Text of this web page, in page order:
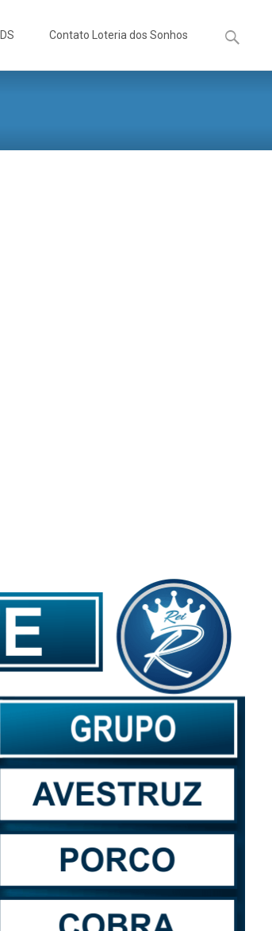
Contato Loteria dos Sonhos
por: